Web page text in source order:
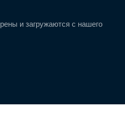
и загружаются с нашего